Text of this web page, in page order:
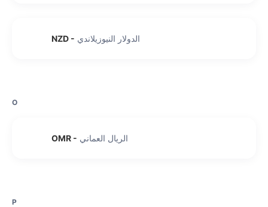
NZD - الدولار النيوزيلاندي
O
OMR - الريال العماني
P